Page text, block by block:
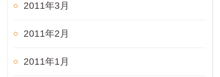
2011年3月
2011年2月
2011年1月